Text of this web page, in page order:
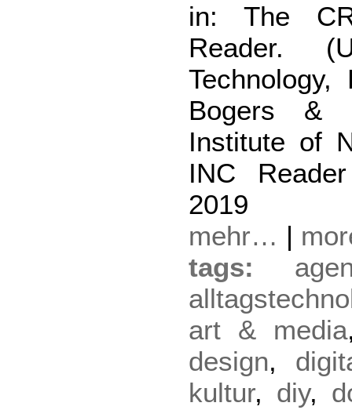
in: The
Reader.
Bogers &
Institute of
INC
2019
mehr… |
tags:
art & media
design,
kultur, diy,